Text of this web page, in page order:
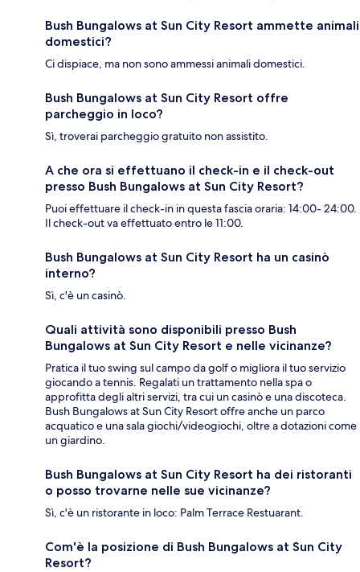
Bush Bungalows at Sun City Resort ammette animali
domestici?
Ci dispiace, ma non sono ammessi animali domestici.
Bush Bungalows at Sun City Resort offre
parcheggio in loco?
Sì, troverai parcheggio gratuito non assistito.
A che ora si effettuano il check-in e il check-out
presso Bush Bungalows at Sun City Resort?
Puoi effettuare il check-in in questa fascia oraria: 14:00- 24:00.
Il check-out va effettuato entro le 11:00.
Bush Bungalows at Sun City Resort ha un casinò
interno?
Sì, c'è un casinò.
Quali attività sono disponibili presso Bush
Bungalows at Sun City Resort e nelle vicinanze?
Pratica il tuo swing sul campo da golf o migliora il tuo servizio
giocando a tennis. Regalati un trattamento nella spa o
approfitta degli altri servizi, tra cui un casinò e una discoteca.
Bush Bungalows at Sun City Resort offre anche un parco
acquatico e una sala giochi/videogiochi, oltre a dotazioni come
un giardino.
Bush Bungalows at Sun City Resort ha dei ristoranti
o posso trovarne nelle sue vicinanze?
Sì, c'è un ristorante in loco: Palm Terrace Restuarant.
Com'è la posizione di Bush Bungalows at Sun City
Resort?